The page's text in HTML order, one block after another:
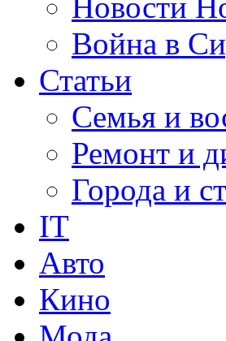
Война в
Статьи
Семья и
Ремонт и
Города и
IT
Авто
Кино